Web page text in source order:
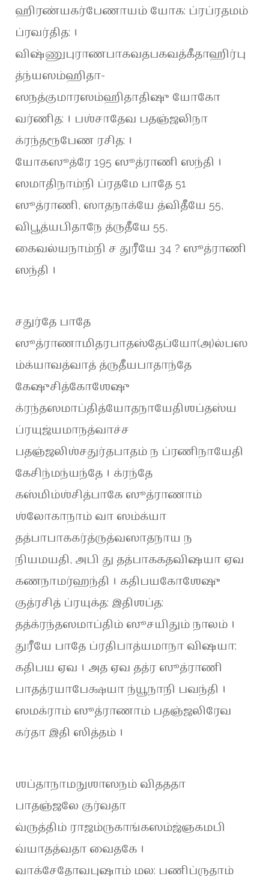
ஹிரண்யகர்பேணாயம் யோக: ப்ரப்ரதமம்
ப்ரவர்தித: ।
விஷ்ணுபுராணபாகவதபகவத்கீதாஹிர்பு
த்ந்யஸம்ஹிதா-
ஸநத்குமாரஸம்ஹிதாதிஷு யோகோ
வர்ணித: । பஶ்சாதேவ பதஞ்ஜலிநா
க்ரந்தரூபேண ரசித: ।
யோகஸூத்ரே 195 ஸூத்ராணி ஸந்தி ।
ஸமாதிநாம்நி ப்ரதமே பாதே 51
ஸூத்ராணி, ஸாதநாக்யே த்விதீயே 55,
விபூத்யபிதாநே த்ருதீயே 55,
கைவல்யநாம்நி ச துரீயே 34 ? ஸூத்ராணி
ஸந்தி ।
சதுர்தே பாதே
ஸூத்ராணாமிதரபாதஸ்தேப்யோ(அ)ல்பஸ
ம்க்யாவத்வாத் த்ருதீயபாதாந்தே
கேஷுசித்கோஶேஷு
க்ரந்தஸமாப்தித்யோதநாயேதிஶப்தஸ்ய
ப்ரயுஜ்யமாநத்வாச்ச
பதஞ்ஜலிஶ்சதுர்தபாதம் ந ப்ரணிநாயேதி
கேசிந்மந்யந்தே । க்ரந்தே
கஸ்மிம்ஶ்சித்பாகே ஸூத்ராணாம்
ஶ்லோகாநாம் வா ஸம்க்யா
தத்பாபாககர்த்ருத்வஸாதநாய ந
நியமயதி, அபி து தத்பாககதவிஷயா ஏவ
கணநாமர்ஹந்தி । கதிபயகோஶேஷு
குத்ரசித் ப்ரயுக்த: இதிஶப்த:
தத்க்ரந்தஸமாப்திம் ஸூசயிதும் நாலம் ।
துரீயே பாதே ப்ரதிபாத்யமாநா விஷயா:
கதிபய ஏவ । அத ஏவ தத்ர ஸூத்ராணி
பாதத்ரயாபேக்ஷயா ந்யூநாநி பவந்தி ।
ஸமக்ராம் ஸூத்ராணாம் பதஞ்ஜலிரேவ
கர்தா இதி ஸித்தம் ।
ஶப்தாநாமநுஶாஸநம் விதததா
பாதஞ்ஜலே குர்வதா
வ்ருத்திம் ராஜம்ருகாங்கஸம்ஜ்ஞகமபி
வ்யாதத்வதா வைதகே ।
வாக்சேதோவபுஷாம் மல: பணிப்ருதாம்